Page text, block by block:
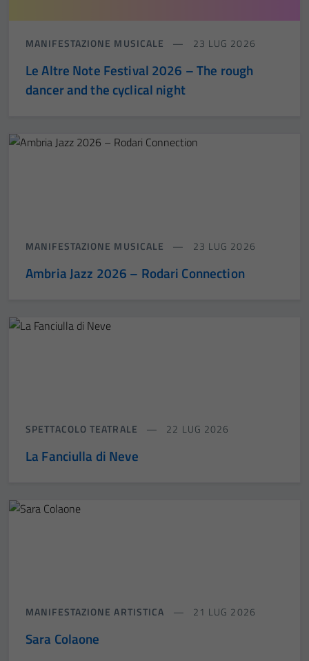
MANIFESTAZIONE MUSICALE 23 LUG 2026
Le Altre Note Festival 2026 – The rough
dancer and the cyclical night
MANIFESTAZIONE MUSICALE 23 LUG 2026
Ambria Jazz 2026 – Rodari Connection
SPETTACOLO TEATRALE 22 LUG 2026
La Fanciulla di Neve
MANIFESTAZIONE ARTISTICA 21 LUG 2026
Sara Colaone